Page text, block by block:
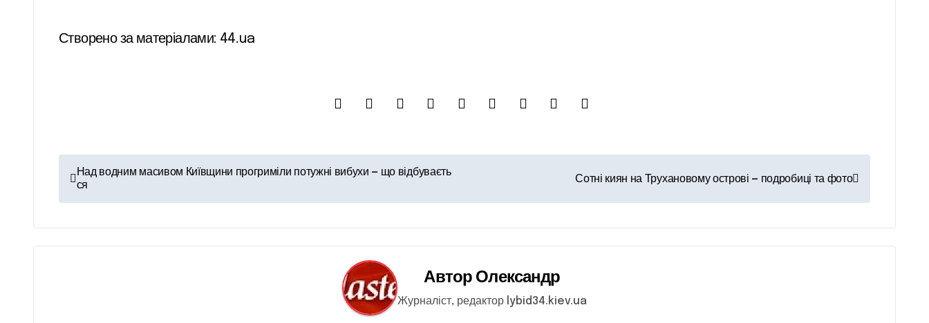
Створено за матеріалами: 44.ua
Н
а
в
і
Над водним масивом Київщини прогриміли потужні вибухи — що відбуваєть
ся
Сотні киян на Трухановому острові — подробиці та фото
Автор Олександр
Журналіст, редактор lybid34.kiev.ua